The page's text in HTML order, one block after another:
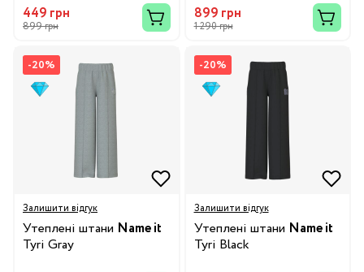
449 грн
899 грн
899 грн
1 290 грн
-20%
Залишити відгук
Утеплені штани Name it
Tyri Gray
-20%
Залишити відгук
Утеплені штани Name it
Tyri Black